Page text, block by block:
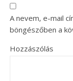
A nevem, e-mail
böngészőben a
Hozzászólás